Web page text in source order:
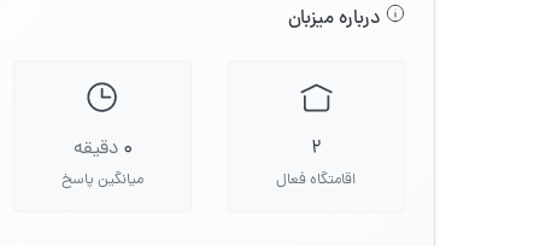
درباره میزبان
2
اقامتگاه فعال
0 دقیقه
میانگین پاسخ